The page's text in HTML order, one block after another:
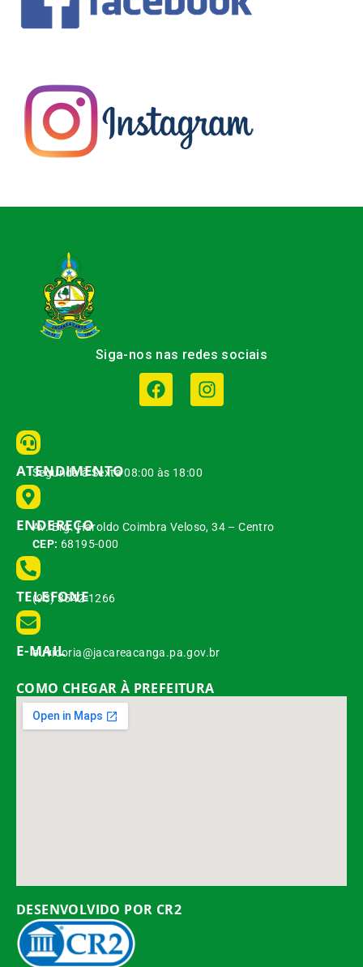
Siga-nos nas redes sociais
ATENDIMENTO
Segunda à Sexta 08:00 às 18:00
ENDEREÇO
Av. Brg. Haroldo Coimbra Veloso, 34 – Centro
CEP: 68195-000
TELEFONE
(93) 3542-1266
E-MAIL
ouvidoria@jacareacanga.pa.gov.br
COMO CHEGAR À PREFEITURA
DESENVOLVIDO POR CR2